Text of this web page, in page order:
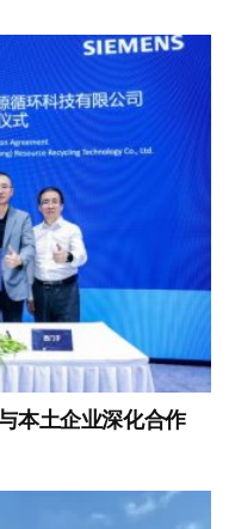
本土企业深化合作